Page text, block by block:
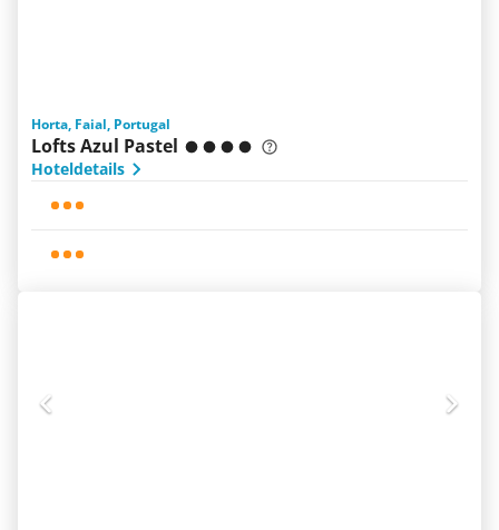
Horta, Faial, Portugal
Lofts Azul Pastel
Hoteldetails